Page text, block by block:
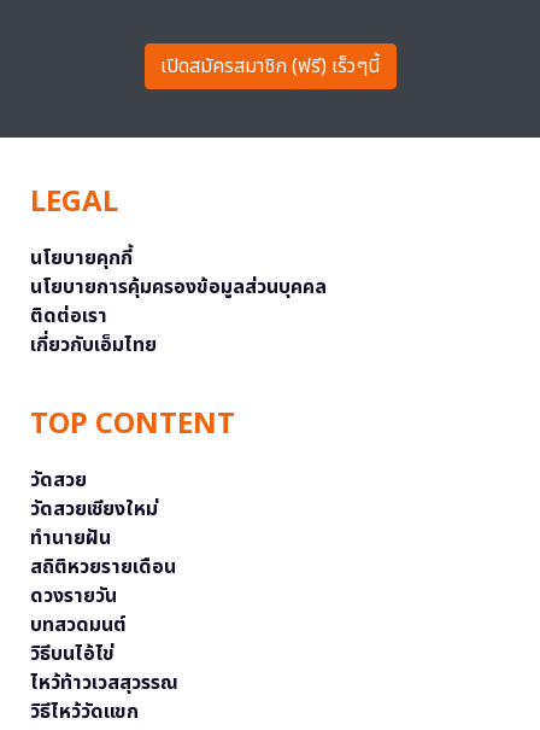
เปิดสมัครสมาชิก (ฟรี) เร็วๆนี้
LEGAL
นโยบายคุกกี้
นโยบายการคุ้มครองข้อมูลส่วนบุคคล
ติดต่อเรา
เกี่ยวกับเอ็มไทย
TOP CONTENT
วัดสวย
วัดสวยเชียงใหม่
ทำนายฝัน
สถิติหวยรายเดือน
ดวงรายวัน
บทสวดมนต์
วิธีบนไอ้ไข่
ไหว้ท้าวเวสสุวรรณ
วิธีไหว้วัดแขก